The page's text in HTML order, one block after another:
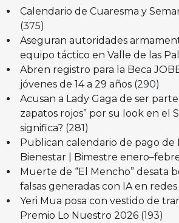
Calendario de Cuaresma y
(375)
Aseguran autoridades
equipo táctico en Valle de las
Abren registro para la Beca
jóvenes de 14 a 29 años (290)
Acusan a Lady Gaga de ser
zapatos rojos” por su look en el
significa? (281)
Publican calendario de pago de
Bienestar | Bimestre
Muerte de “El Mencho” desata
falsas generadas con IA en redes
Yeri Mua posa con vestido de
Premio Lo Nuestro 2026 (193)